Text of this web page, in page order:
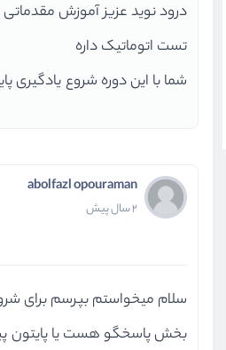
درود نوید عزیز آموزش
تست اتوماتیک داره
شما با این دوره شروع یادگیری
abolfazl opouraman
2 سال پیش
سلام میخواستم بپرسم برای
بخش پاسخگو هست یا پایتون